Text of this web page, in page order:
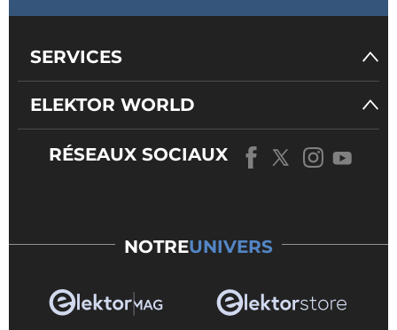
SERVICES
ELEKTOR WORLD
RÉSEAUX SOCIAUX
NOTREUNIVERS